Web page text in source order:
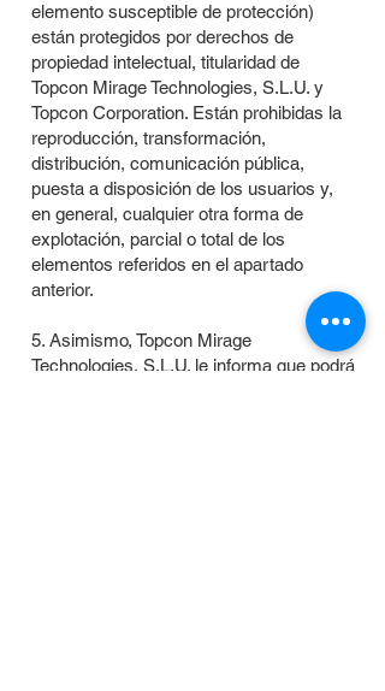
elemento susceptible de protección)
están protegidos por derechos de
propiedad intelectual, titularidad de
Topcon Mirage Technologies, S.L.U. y
Topcon Corporation. Están prohibidas la
reproducción, transformación,
distribución, comunicación pública,
puesta a disposición de los usuarios y,
en general, cualquier otra forma de
explotación, parcial o total de los
elementos referidos en el apartado
anterior.
5. Asimismo, Topcon Mirage
Technologies, S.L.U. le informa que podrá